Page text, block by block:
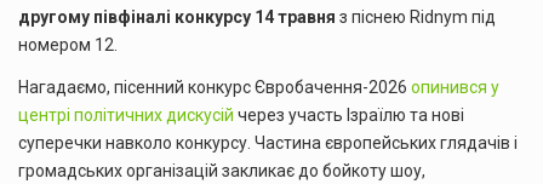
другому півфіналі конкурсу 14 травня з піснею Ridnym під
номером 12.
Нагадаємо, пісенний конкурс Євробачення-2026 опинився у
центрі політичних дискусій через участь Ізраїлю та нові
суперечки навколо конкурсу. Частина європейських глядачів і
громадських організацій закликає до бойкоту шоу,